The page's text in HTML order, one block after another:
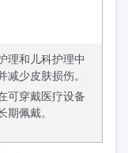
理和儿科护理中
少皮肤损伤。
可穿戴医疗设备
佩戴。